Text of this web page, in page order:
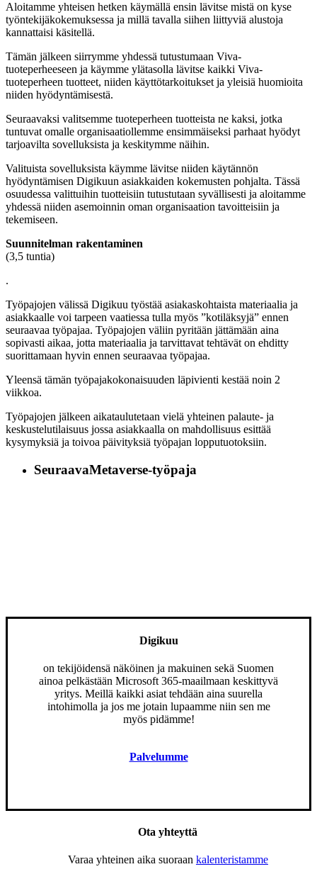
Aloitamme yhteisen hetken käymällä ensin lävitse mistä on kyse
työntekijäkokemuksessa ja millä tavalla siihen liittyviä alustoja
kannattaisi käsitellä.
Tämän jälkeen siirrymme yhdessä tutustumaan Viva-
tuoteperheeseen ja käymme ylätasolla lävitse kaikki Viva-
tuoteperheen tuotteet, niiden käyttötarkoitukset ja yleisiä huomioita
niiden hyödyntämisestä.
Seuraavaksi valitsemme tuoteperheen tuotteista ne kaksi, jotka
tuntuvat omalle organisaatiollemme ensimmäiseksi parhaat hyödyt
tarjoavilta sovelluksista ja keskitymme näihin.
Valituista sovelluksista käymme lävitse niiden käytännön
hyödyntämisen Digikuun asiakkaiden kokemusten pohjalta. Tässä
osuudessa valittuihin tuotteisiin tutustutaan syvällisesti ja aloitamme
yhdessä niiden asemoinnin oman organisaation tavoitteisiin ja
tekemiseen.
Suunnitelman rakentaminen
(3,5 tuntia)
.
Työpajojen välissä Digikuu työstää asiakaskohtaista materiaalia ja
asiakkaalle voi tarpeen vaatiessa tulla myös ”kotiläksyjä” ennen
seuraavaa työpajaa. Työpajojen väliin pyritään jättämään aina
sopivasti aikaa, jotta materiaalia ja tarvittavat tehtävät on ehditty
suorittamaan hyvin ennen seuraavaa työpajaa.
Yleensä tämän työpajakokonaisuuden läpivienti kestää noin 2
viikkoa.
Työpajojen jälkeen aikataulutetaan vielä yhteinen palaute- ja
keskustelutilaisuus jossa asiakkaalla on mahdollisuus esittää
kysymyksiä ja toivoa päivityksiä työpajan lopputuotoksiin.
SeuraavaMetaverse-työpaja
Digikuu
on tekijöidensä näköinen ja makuinen sekä Suomen
ainoa pelkästään Microsoft 365-maailmaan keskittyvä
yritys. Meillä kaikki asiat tehdään aina suurella
intohimolla ja jos me jotain lupaamme niin sen me
myös pidämme!
Palvelumme
Ota yhteyttä
Varaa yhteinen aika suoraan kalenteristamme